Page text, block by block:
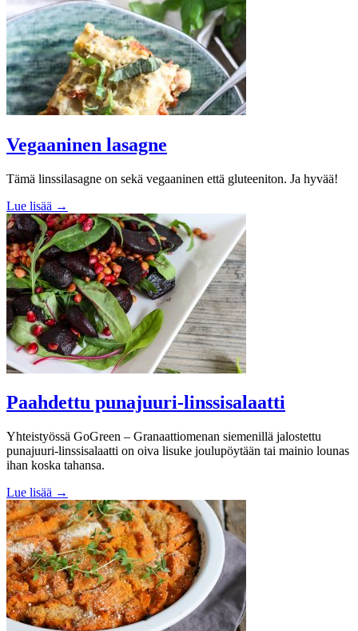
Vegaaninen lasagne
Tämä linssilasagne on sekä vegaaninen että gluteeniton. Ja hyvää!
Lue lisää →
Paahdettu punajuuri-linssisalaatti
Yhteistyössä GoGreen – Granaattiomenan siemenillä jalostettu
punajuuri-linssisalaatti on oiva lisuke joulupöytään tai mainio lounas
ihan koska tahansa.
Lue lisää →